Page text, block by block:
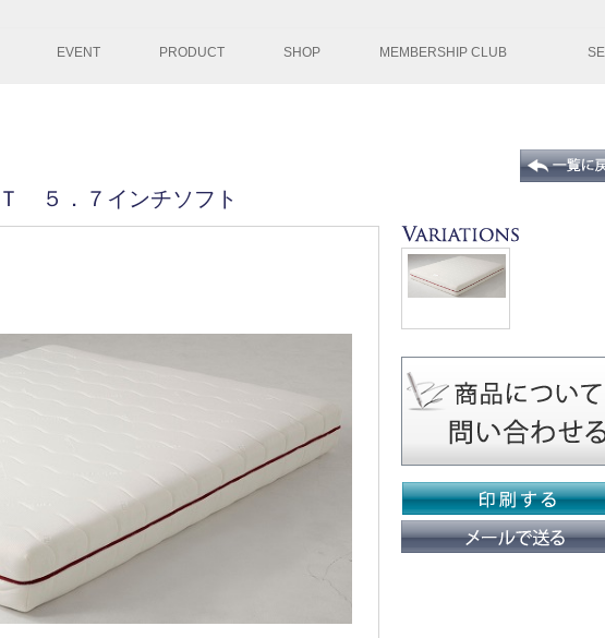
EVENT PRODUCT SHOP MEMBERSHIP CLUB
５．７インチソフト